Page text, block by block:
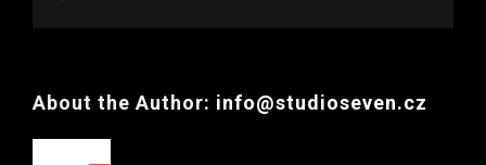
About the Author: info@studioseven.cz